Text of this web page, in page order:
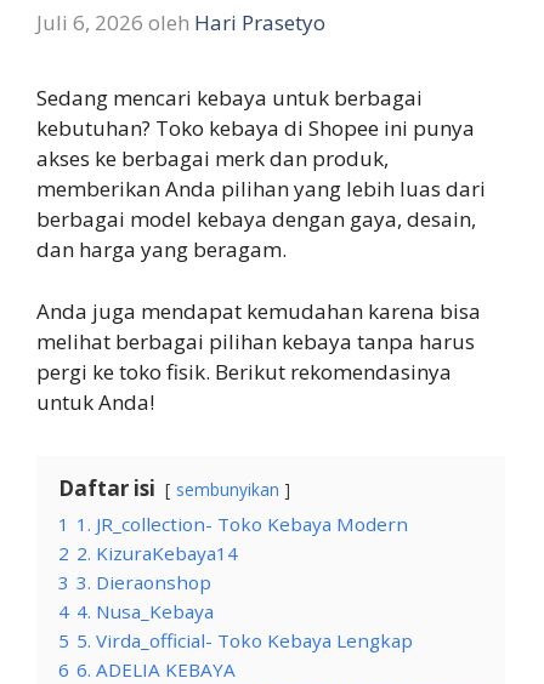
Juli 6, 2026 oleh Hari Prasetyo
Sedang mencari kebaya untuk berbagai
kebutuhan? Toko kebaya di Shopee ini punya
akses ke berbagai merk dan produk,
memberikan Anda pilihan yang lebih luas dari
berbagai model kebaya dengan gaya, desain,
dan harga yang beragam.
Anda juga mendapat kemudahan karena bisa
melihat berbagai pilihan kebaya tanpa harus
pergi ke toko fisik. Berikut rekomendasinya
untuk Anda!
Daftar isi sembunyikan
1 1. JR_collection- Toko Kebaya Modern
2 2. KizuraKebaya14
3 3. Dieraonshop
4 4. Nusa_Kebaya
5 5. Virda_official- Toko Kebaya Lengkap
6 6. ADELIA KEBAYA